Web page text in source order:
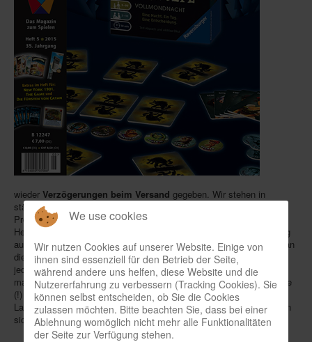
Neuheiten-New Games
Köpfe-Heads
Preise-Awards
Branchen-/Wirtschaftsnews
Interviews
Crowdfunding
Veranstaltungen-Events
In eigener Sache-On our own behalf
Archivierte Meldungen-News archive
wieder Verzögerungen beim Versand gegeben. Wir stehen in
ständigem Kontakt mit der Post, um herauszufinden, woran das
Problem lag. Immerhin sind wir schon soweit informiert, dass die
Hefte rechtzeitig am 29. und 30. September bei der Post in Bamberg
aufgeliefert wurden und weiter nach Nürnberg gingen zum Verteilen an
die Zustellbezirke. Was dann passiert ist, entzieht sich momentan
jeder Kenntnis. Aber wir bleiben dran, bis wir genau wissen, warum
manche Hefte bis heute nicht angekommen sind bzw. bis zu 14 Tage
(!) innerhalb Deutschlands benötigt haben. Wir halten Sie auf dem
Laufenden. Abonnenten, die ihr Heft immer noch nicht haben, mögen
sich bitte bei unsmelden.
We use cookies
Wir nutzen Cookies auf unserer Website. Einige von
ihnen sind essenziell für den Betrieb der Seite,
während andere uns helfen, diese Website und die
Nutzererfahrung zu verbessern (Tracking Cookies). Sie
können selbst entscheiden, ob Sie die Cookies
zulassen möchten. Bitte beachten Sie, dass bei einer
Ablehnung womöglich nicht mehr alle Funktionalitäten
der Seite zur Verfügung stehen.